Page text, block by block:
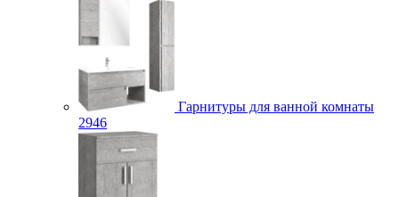
Гарнитуры для ванной комнаты
2946